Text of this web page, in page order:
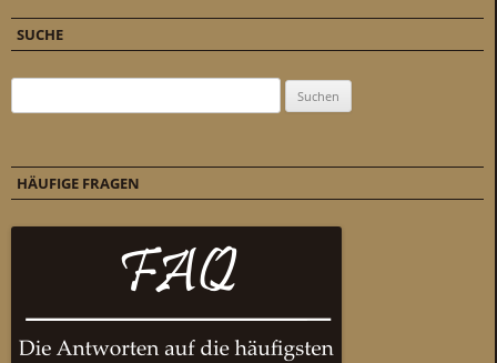
SUCHE
HÄUFIGE FRAGEN